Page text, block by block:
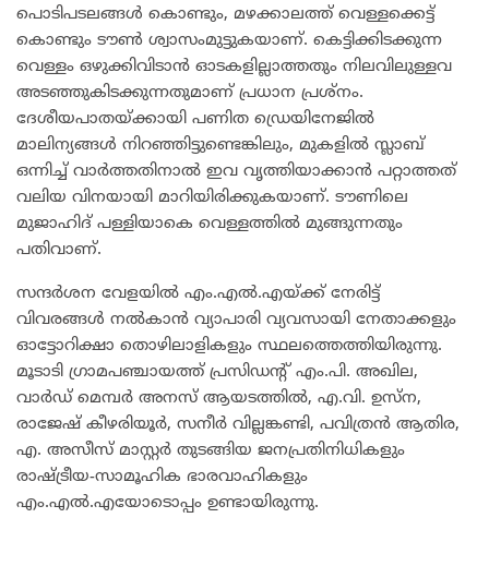
പൊടിപടലങ്ങൾ കൊണ്ടും, മഴക്കാലത്ത് വെള്ളക്കെട്ട്
കൊണ്ടും ടൗൺ ശ്വാസംമുട്ടുകയാണ്. കെട്ടിക്കിടക്കുന്ന
വെള്ളം ഒഴുക്കിവിടാൻ ഓടകളില്ലാത്തതും നിലവിലുള്ളവ
അടഞ്ഞുകിടക്കുന്നതുമാണ് പ്രധാന പ്രശ്നം.
ദേശീയപാതയ്ക്കായി പണിത ഡ്രെയിനേജിൽ
മാലിന്യങ്ങൾ നിറഞ്ഞിട്ടുണ്ടെങ്കിലും, മുകളിൽ സ്ലാബ്
ഒന്നിച്ച് വാർത്തതിനാൽ ഇവ വൃത്തിയാക്കാൻ പറ്റാത്തത്
വലിയ വിനയായി മാറിയിരിക്കുകയാണ്. ടൗണിലെ
മുജാഹിദ് പള്ളിയാകെ വെള്ളത്തിൽ മുങ്ങുന്നതും
പതിവാണ്.
സന്ദർശന വേളയിൽ എം.എൽ.എയ്ക്ക് നേരിട്ട്
വിവരങ്ങൾ നൽകാൻ വ്യാപാരി വ്യവസായി നേതാക്കളും
ഓട്ടോറിക്ഷാ തൊഴിലാളികളും സ്ഥലത്തെത്തിയിരുന്നു.
മൂടാടി ഗ്രാമപഞ്ചായത്ത് പ്രസിഡന്റ് എം.പി. അഖില,
വാർഡ് മെമ്പർ അനസ് ആയടത്തിൽ, എ.വി. ഉസ്ന,
രാജേഷ് കീഴരിയൂർ, സനീർ വില്ലങ്കണ്ടി, പവിത്രൻ ആതിര,
എ. അസീസ് മാസ്റ്റർ തുടങ്ങിയ ജനപ്രതിനിധികളും
രാഷ്ട്രീയ-സാമൂഹിക ഭാരവാഹികളും
എം.എൽ.എയോടൊപ്പം ഉണ്ടായിരുന്നു.